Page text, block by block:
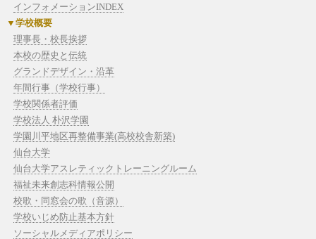
インフォメーションINDEX
学校概要
理事長・校長挨拶
本校の歴史と伝統
グランドデザイン・沿革
年間行事（学校行事）
学校関係者評価
学校法人 朴沢学園
学園川平地区再整備事業(高校校舎新築)
仙台大学
仙台大学アスレティックトレーニングルーム
福祉未来創志科情報公開
校歌・同窓会の歌（音源）
学校いじめ防止基本方針
ソーシャルメディアポリシー